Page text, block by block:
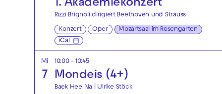
1. Akademie­konzert
Rizzi Brignoli dirigiert Beethoven und Strauss
Konzert Oper
Mozartsaal im Rosengarten
iCal
Mi
7
10:00 - 10:45
Mondeis (4+)
Baek Hee Na | Ulrike Stöck